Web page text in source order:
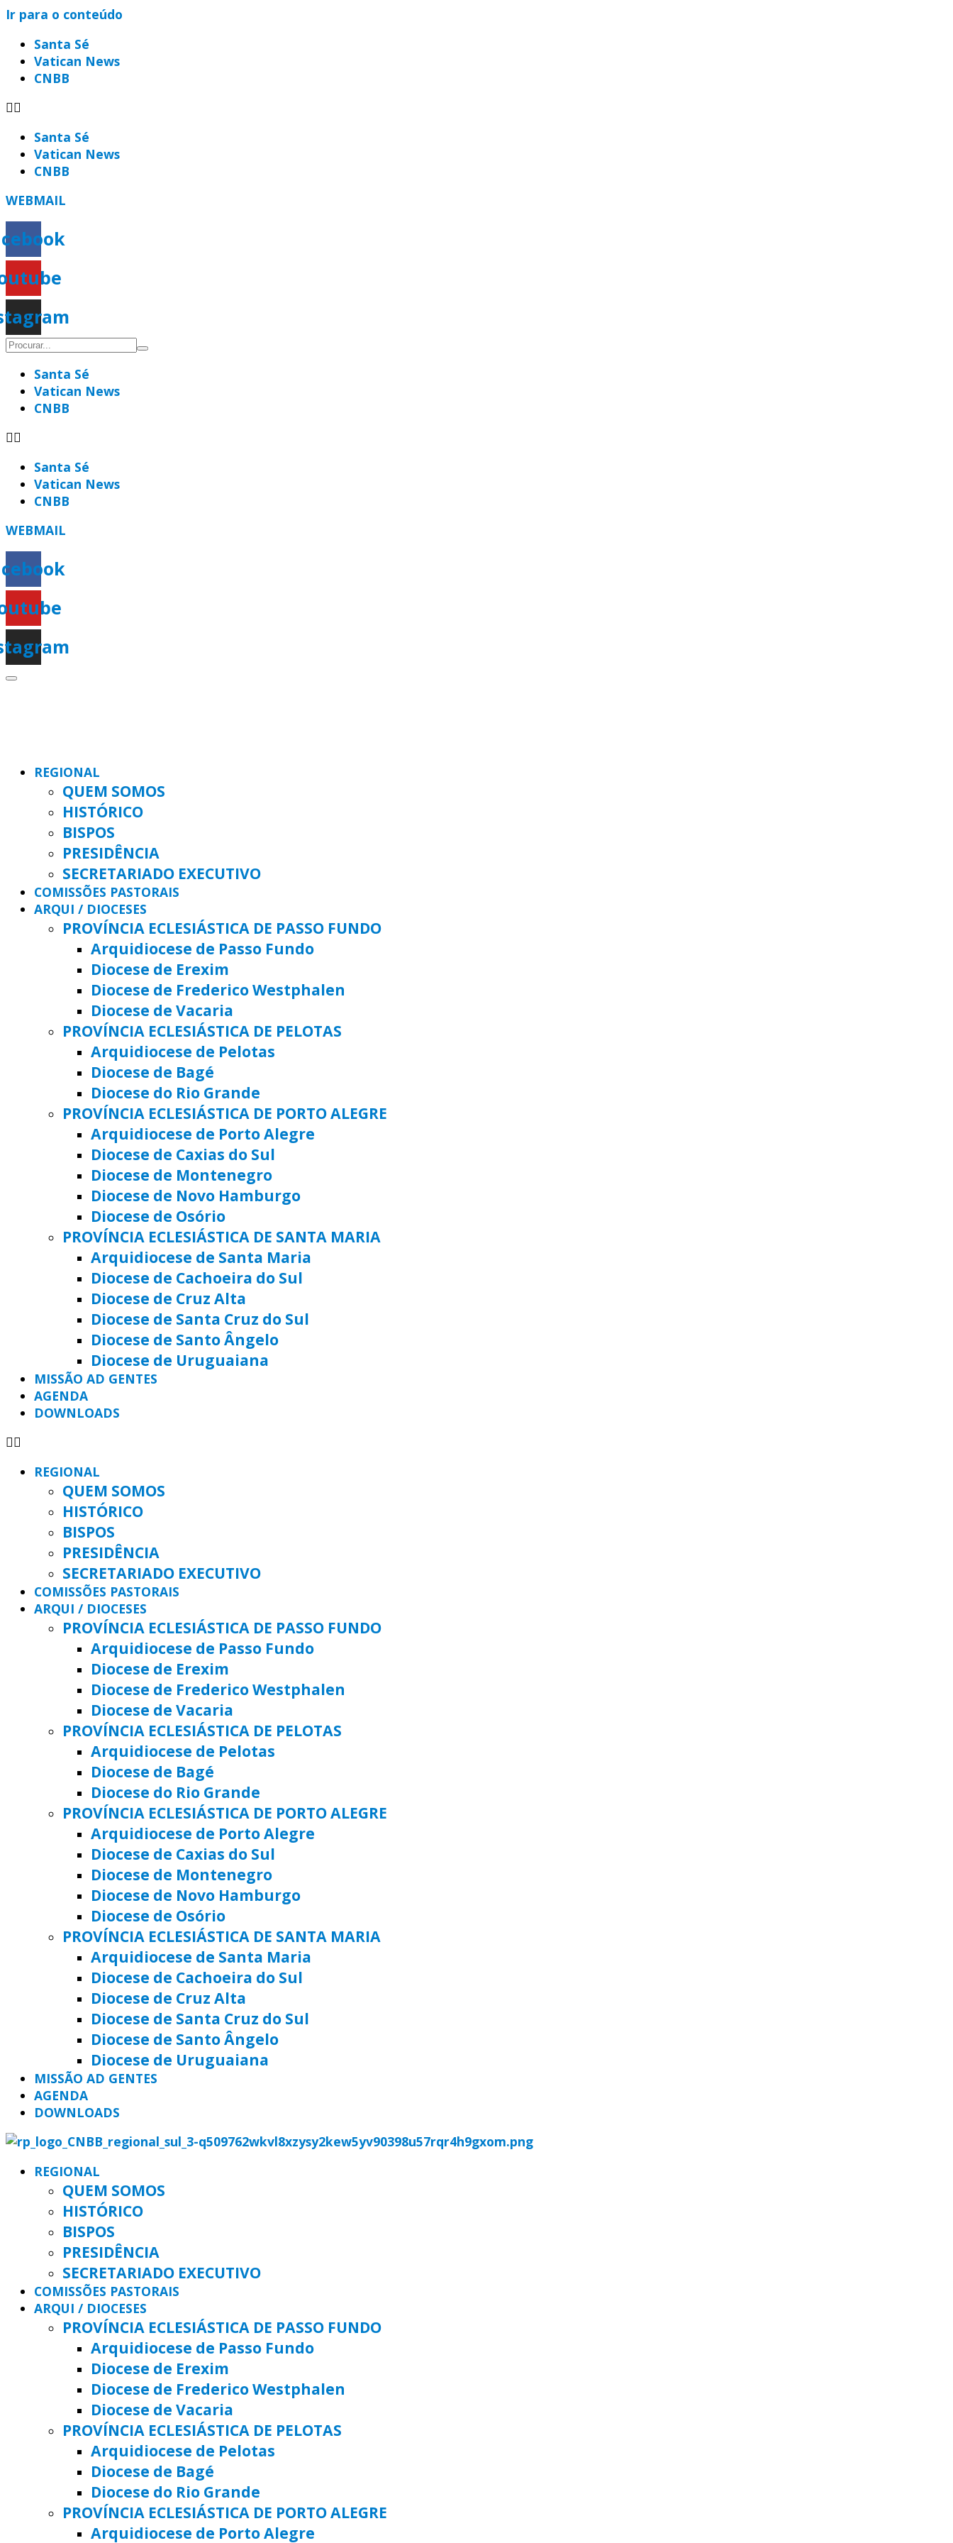
Ir para o conteúdo
Santa Sé
Vatican News
CNBB
Santa Sé
Vatican News
CNBB
WEBMAIL
Santa Sé
Vatican News
CNBB
Santa Sé
Vatican News
CNBB
WEBMAIL
REGIONAL
QUEM SOMOS
HISTÓRICO
BISPOS
PRESIDÊNCIA
SECRETARIADO EXECUTIVO
COMISSÕES PASTORAIS
ARQUI / DIOCESES
PROVÍNCIA ECLESIÁSTICA DE PASSO FUNDO
Arquidiocese de Passo Fundo
Diocese de Erexim
Diocese de Frederico Westphalen
Diocese de Vacaria
PROVÍNCIA ECLESIÁSTICA DE PELOTAS
Arquidiocese de Pelotas
Diocese de Bagé
Diocese do Rio Grande
PROVÍNCIA ECLESIÁSTICA DE PORTO ALEGRE
Arquidiocese de Porto Alegre
Diocese de Caxias do Sul
Diocese de Montenegro
Diocese de Novo Hamburgo
Diocese de Osório
PROVÍNCIA ECLESIÁSTICA DE SANTA MARIA
Arquidiocese de Santa Maria
Diocese de Cachoeira do Sul
Diocese de Cruz Alta
Diocese de Santa Cruz do Sul
Diocese de Santo Ângelo
Diocese de Uruguaiana
MISSÃO AD GENTES
AGENDA
DOWNLOADS
REGIONAL
QUEM SOMOS
HISTÓRICO
BISPOS
PRESIDÊNCIA
SECRETARIADO EXECUTIVO
COMISSÕES PASTORAIS
ARQUI / DIOCESES
PROVÍNCIA ECLESIÁSTICA DE PASSO FUNDO
Arquidiocese de Passo Fundo
Diocese de Erexim
Diocese de Frederico Westphalen
Diocese de Vacaria
PROVÍNCIA ECLESIÁSTICA DE PELOTAS
Arquidiocese de Pelotas
Diocese de Bagé
Diocese do Rio Grande
PROVÍNCIA ECLESIÁSTICA DE PORTO ALEGRE
Arquidiocese de Porto Alegre
Diocese de Caxias do Sul
Diocese de Montenegro
Diocese de Novo Hamburgo
Diocese de Osório
PROVÍNCIA ECLESIÁSTICA DE SANTA MARIA
Arquidiocese de Santa Maria
Diocese de Cachoeira do Sul
Diocese de Cruz Alta
Diocese de Santa Cruz do Sul
Diocese de Santo Ângelo
Diocese de Uruguaiana
MISSÃO AD GENTES
AGENDA
DOWNLOADS
REGIONAL
QUEM SOMOS
HISTÓRICO
BISPOS
PRESIDÊNCIA
SECRETARIADO EXECUTIVO
COMISSÕES PASTORAIS
ARQUI / DIOCESES
PROVÍNCIA ECLESIÁSTICA DE PASSO FUNDO
Arquidiocese de Passo Fundo
Diocese de Erexim
Diocese de Frederico Westphalen
Diocese de Vacaria
PROVÍNCIA ECLESIÁSTICA DE PELOTAS
Arquidiocese de Pelotas
Diocese de Bagé
Diocese do Rio Grande
PROVÍNCIA ECLESIÁSTICA DE PORTO ALEGRE
Arquidiocese de Porto Alegre